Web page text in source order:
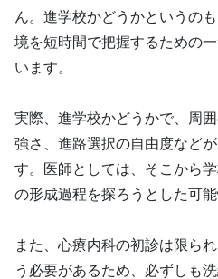
ん。進学校かどうかというの
境を短時間で把握するための
います。
実際、進学校かどうかで、周
強さ、進路選択の自由度など
す。医師としては、そこから
の形成過程を探ろうとした可能
また、心療内科の初診は限ら
う必要があるため、必ずしも